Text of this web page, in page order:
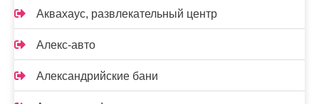
Аквахаус, развлекательный центр
Алекс-авто
Александрийские бани